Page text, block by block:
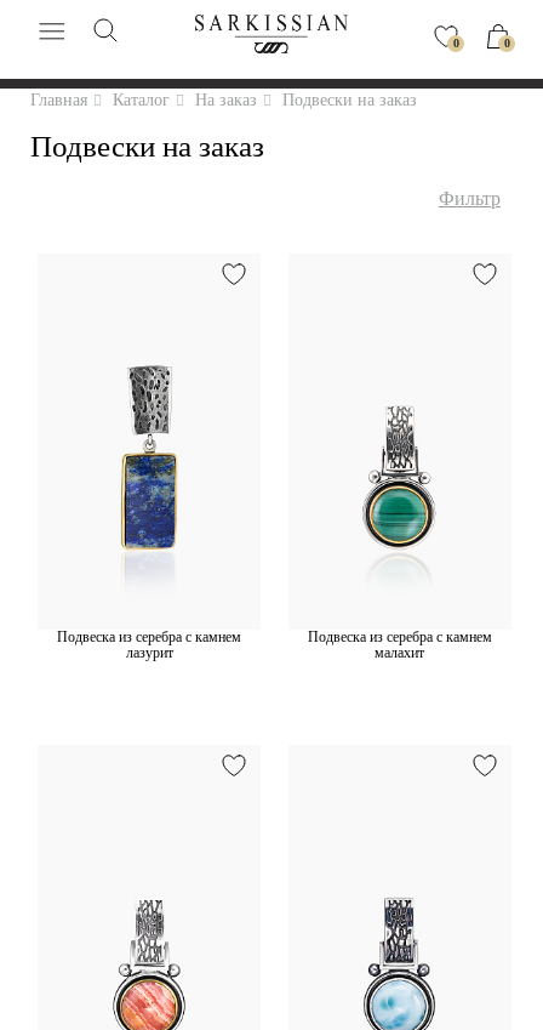
0 0
Главная Каталог На заказ Подвески на заказ
Подвески на заказ
Фильтр
Подвеска из серебра с камнем
лазурит
Подвеска из серебра с камнем
малахит